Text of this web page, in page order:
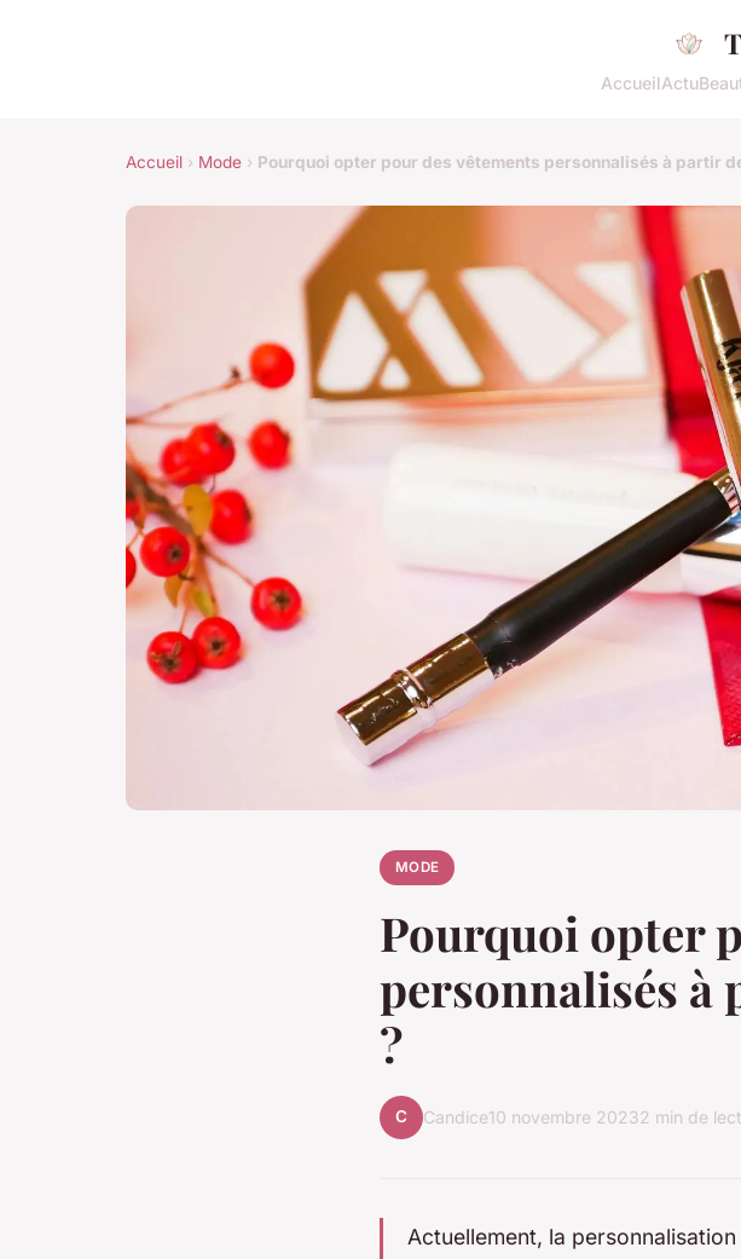
AccueilActu
Accueil › Mode › Pourquoi opter pour des vêtements personnalisés à partir
MODE
Pourquoi opter
personnalisés à
?
C Candice10 novembre 20232 min de
Actuellement, la